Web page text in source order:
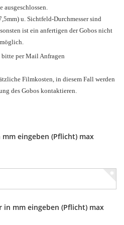
ausgeschlossen.
u. Sichtfeld-Durchmesser sind
ist ein anfertigen der Gobos nicht
möglich.
bitte per Mail Anfragen
Filmkosten, in diesem Fall werden
des Gobos kontaktieren.
eingeben (Pflicht) max
mm eingeben (Pflicht) max